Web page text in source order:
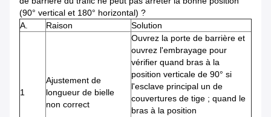
(90° vertical et 180° horizontal) ?
A.
Raison Solution
1
Ajustement de
longueur de bielle
non correct
Ouvrez la porte de barrière et
ouvrez l'embrayage pour
vérifier quand bras à la
position verticale de 90° si
l'esclave principal un de
couvertures de tige ; quand le
bras à la position